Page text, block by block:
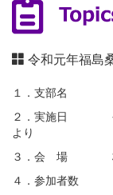
令和元年福島
１．支部名
２．実施日 令
より
３．会 場 杉
４．参加者数